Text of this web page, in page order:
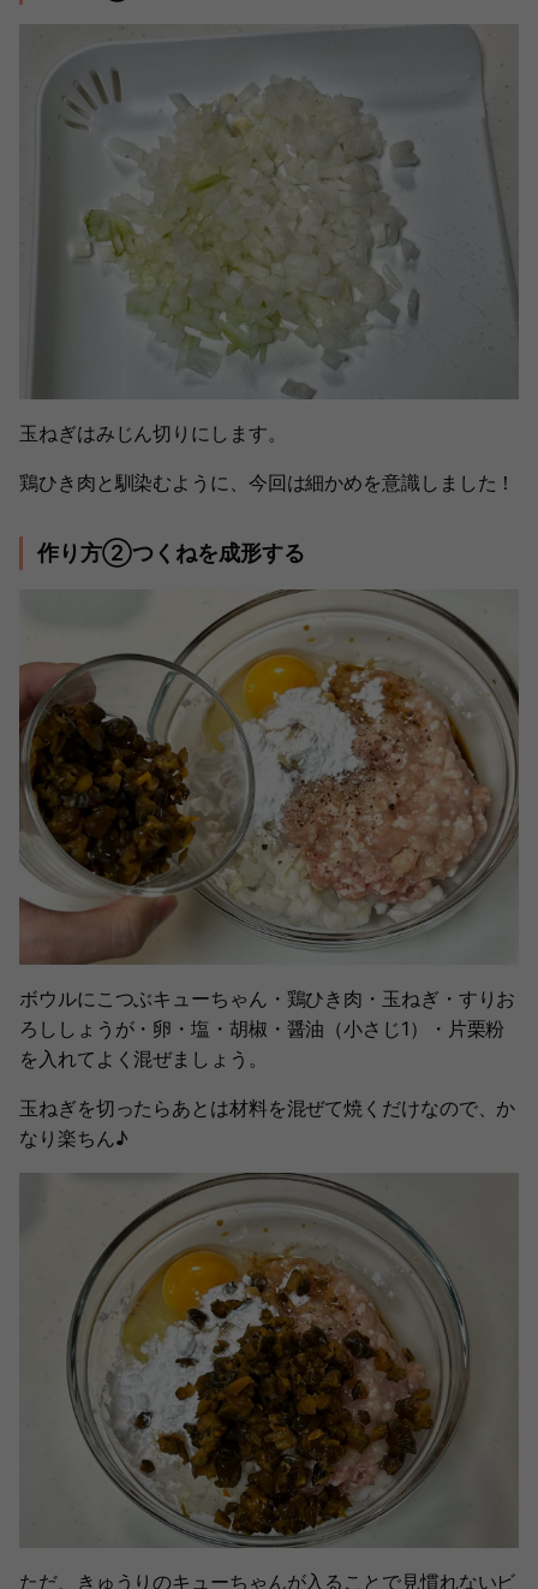
玉ねぎはみじん切りにします。
鶏ひき肉と馴染むように、今回は細かめを意識しました！
作り方②つくねを成形する
ボウルにこつぶキューちゃん・鶏ひき肉・玉ねぎ・すりお
ろししょうが・卵・塩・胡椒・醤油（小さじ1）・片栗粉
を入れてよく混ぜましょう。
玉ねぎを切ったらあとは材料を混ぜて焼くだけなので、か
なり楽ちん♪
ただ、きゅうりのキューちゃんが入ることで見慣れないビ